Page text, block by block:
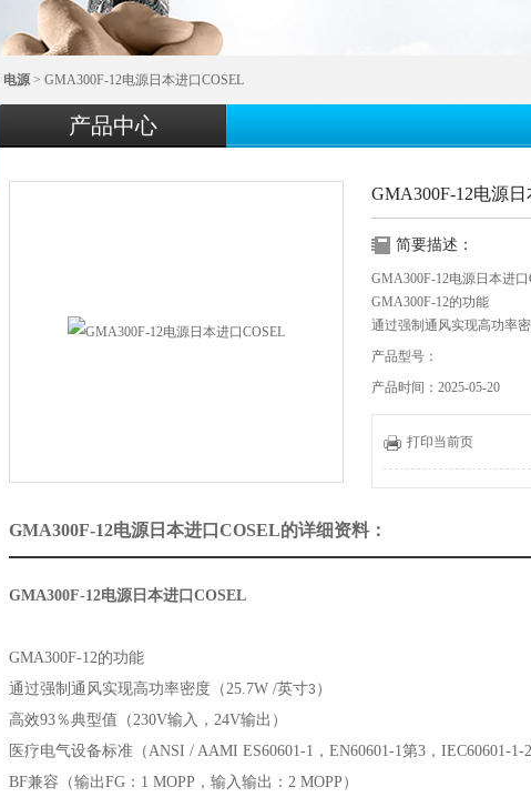
电源> GMA300F-12电源日本进口COSEL
产品中心
GMA300F-12电源
简要描述：
GMA300F-12电源日本进口
GMA300F-12的功能
通过强制通风实现高功率密
高效93％典型值（230V输
第4编辑）兼容
BF兼容（输出FG：1
全局标准外形（2 x 4英寸）
AUX输出
产品型号：
产品时间：2025-05-20
打印当前页
GMA300F-12电源日本进口COSEL的详细资料：
GMA300F-12电源日本进口COSEL
GMA300F-12的功能
通过强制通风实现高功率密度（25.7W /英寸3 ）
高效93％典型值（230V输入，24V输出）
医疗电气设备标准（ANSI / AAMI ES60601-1，EN60601-1第3，IEC60601-1-
BF兼容（输出FG：1 MOPP，输入输出：2 MOPP）